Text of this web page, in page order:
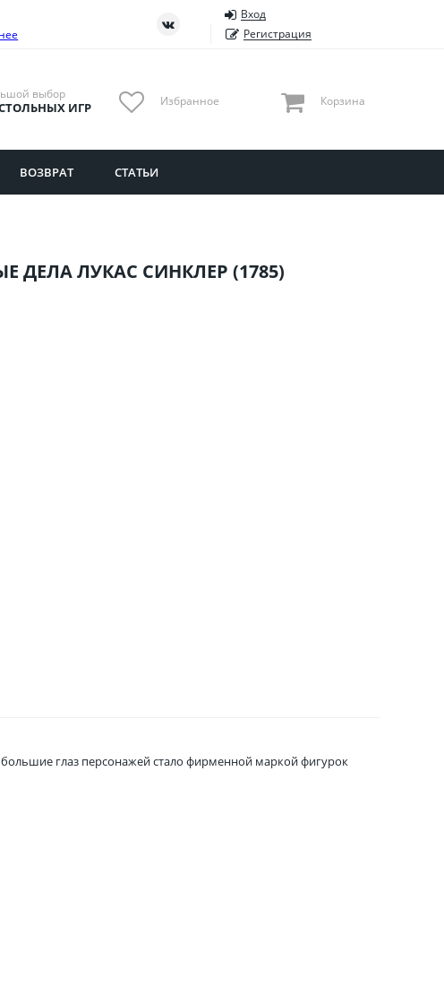
Тюменская область
Ульяновская область
Вход
Регистрация
выбор
ИГР Избранное Корзина
ВОЗВРАТ СТАТЬИ
ДЕЛА ЛУКАС СИНКЛЕР (1785)
глаз персонажей стало фирменной маркой фигурок